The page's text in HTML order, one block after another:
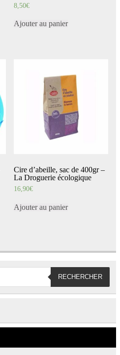
8,50€
Ajouter au panier
Cire d’abeille, sac de 400gr –
La Droguerie écologique
16,90€
Ajouter au panier
RECHERCHER